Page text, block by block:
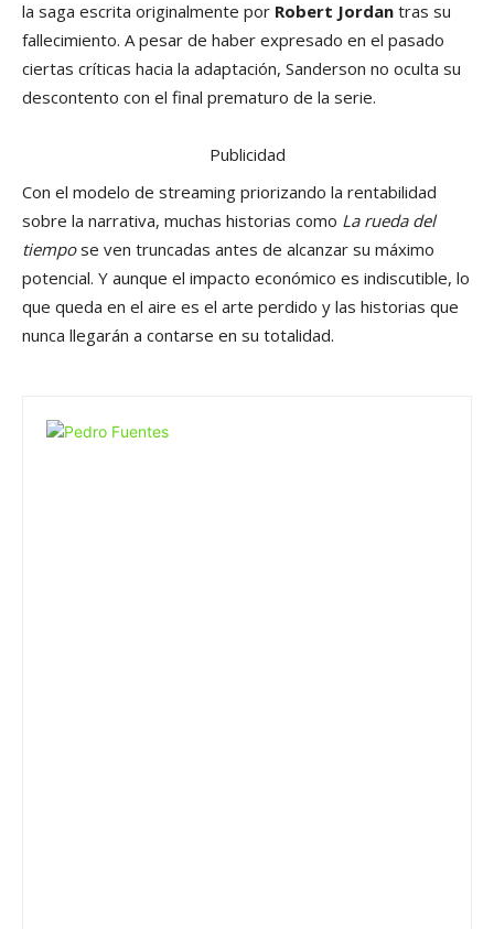
la saga escrita originalmente por Robert Jordan tras su
fallecimiento. A pesar de haber expresado en el pasado
ciertas críticas hacia la adaptación, Sanderson no oculta su
descontento con el final prematuro de la serie.
Publicidad
Con el modelo de streaming priorizando la rentabilidad
sobre la narrativa, muchas historias como La rueda del
tiempose ven truncadas antes de alcanzar su máximo
potencial. Y aunque el impacto económico es indiscutible, lo
que queda en el aire es el arte perdido y las historias que
nunca llegarán a contarse en su totalidad.